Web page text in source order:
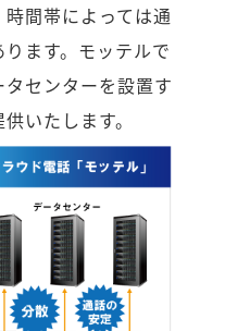
間帯によっては通
ます。モッテルで
センターを設置す
いたします。